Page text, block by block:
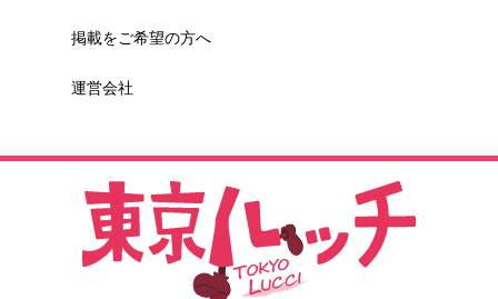
掲載をご希望の方へ
運営会社